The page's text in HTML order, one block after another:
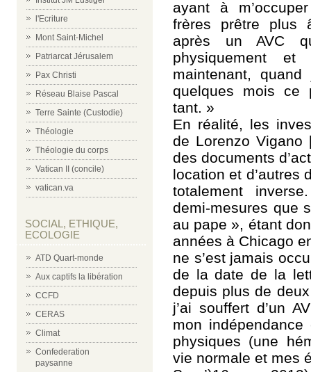
l'Ecriture
Mont Saint-Michel
Patriarcat Jérusalem
Pax Christi
Réseau Blaise Pascal
Terre Sainte (Custodie)
Théologie
Théologie du corps
Vatican II (concile)
vatican.va
SOCIAL, ETHIQUE,
ECOLOGIE
ATD Quart-monde
Aux captifs la libération
CCFD
CERAS
Climat
Confederation
paysanne
ayant à
frères prêtre plus
après un AVC
physiquement
maintenant,
quelques mois ce
tant. »
En réalité, les
de Lorenzo Vigano
des documents
location et d’autres
totalement
demi-mesures que
au pape », étant
années à Chicago
ne s’est jamais
de la date de la
depuis plus de
j’ai souffert d’un
mon
physiques (une
vie normale et mes